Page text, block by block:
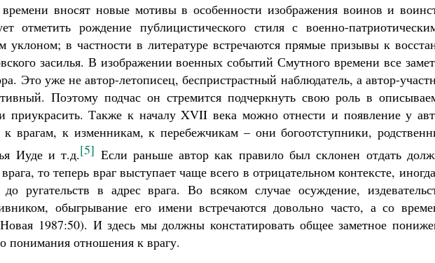
вносят новые мотивы в особенности изображения воинов и
отметить рождение публицистического стиля с военно-
уклоном; в частности в литературе встречаются прямые призывы к
засилья. В изображении военных событий Смутного времени все
Это уже не автор-летописец, беспристрастный наблюдатель, а автор-
Поэтому подчас он стремится подчеркнуть свою роль в
приукрасить. Также к началу XVII века можно отнести и появление у
к врагам, к изменникам, к перебежчикам – они богоотступники,
Иуде и т.д.[5] Если раньше автор как правило был склонен отдать
то теперь враг выступает чаще всего в отрицательном контексте,
ругательств в адрес врага. Во всяком случае осуждение,
обыгрывание его имени встречаются довольно часто, а со
1987:50). И здесь мы должны констатировать общее заметное
понимания отношения к врагу.